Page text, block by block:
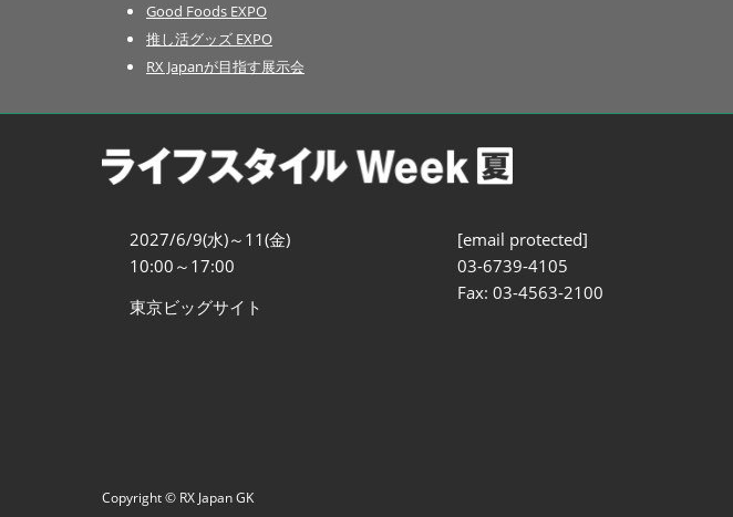
Good Foods EXPO
推し活グッズ EXPO
RX Japanが目指す展示会
2027/6/9(水)～11(金)
10:00～17:00
東京ビッグサイト
[email protected]
03-6739-4105
Fax: 03-4563-2100
Copyright © RX Japan GK